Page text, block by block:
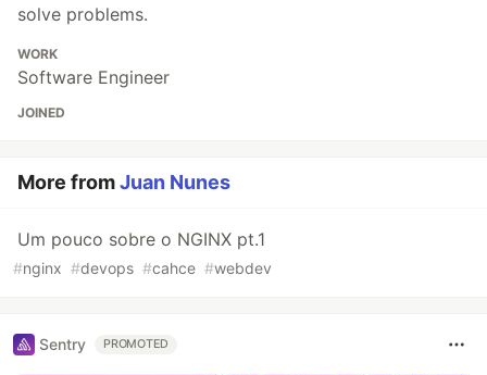
solve problems.
WORK
Software Engineer
JOINED
More fromJuan Nunes
Um pouco sobre o NGINX pt.1
#nginx #devops #cahce #webdev
Sentry PROMOTED